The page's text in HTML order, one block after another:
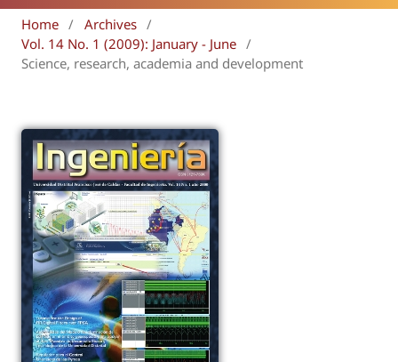
Home / Archives /
Vol. 14 No. 1 (2009): January - June /
Science, research, academia and development